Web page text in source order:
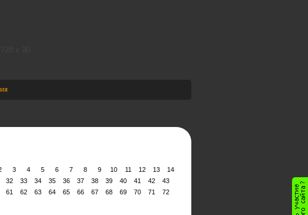
3 4 5 6 7 8 9 10 11 12 13
14
32 33 34 35 36 37 38 39 40 41 42
43
61 62 63 64 65 66 67 68 69 70 71
72